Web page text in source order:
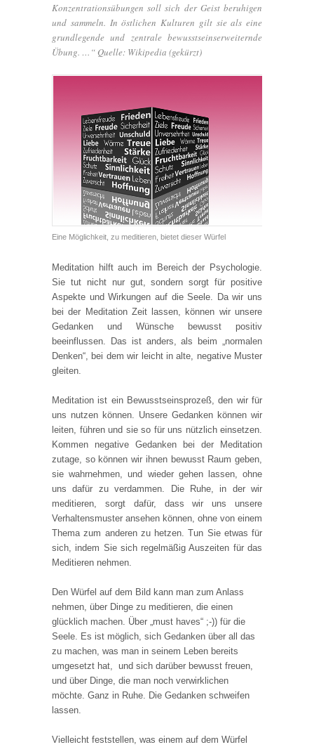
Konzentrationsübungen soll sich der Geist beruhigen
und sammeln. In östlichen Kulturen gilt sie als eine
grundlegende und zentrale bewusstseinserweiternde
Übung. …“ Quelle: Wikipedia (gekürzt)
Eine Möglichkeit, zu meditieren, bietet dieser Würfel
Meditation hilft auch im Bereich der Psychologie.
Sie tut nicht nur gut, sondern sorgt für positive
Aspekte und Wirkungen auf die Seele. Da wir uns
bei der Meditation Zeit lassen, können wir unsere
Gedanken und Wünsche bewusst positiv
beeinflussen. Das ist anders, als beim „normalen
Denken“, bei dem wir leicht in alte, negative Muster
gleiten.
Meditation ist ein Bewusstseinsprozeß, den wir für
uns nutzen können. Unsere Gedanken können wir
leiten, führen und sie so für uns nützlich einsetzen.
Kommen negative Gedanken bei der Meditation
zutage, so können wir ihnen bewusst Raum geben,
sie wahrnehmen, und wieder gehen lassen, ohne
uns dafür zu verdammen. Die Ruhe, in der wir
meditieren, sorgt dafür, dass wir uns unsere
Verhaltensmuster ansehen können, ohne von einem
Thema zum anderen zu hetzen. Tun Sie etwas für
sich, indem Sie sich regelmäßig Auszeiten für das
Meditieren nehmen.
Den Würfel auf dem Bild kann man zum Anlass
nehmen, über Dinge zu meditieren, die einen
glücklich machen. Über „must haves“ ;-)) für die
Seele. Es ist möglich, sich Gedanken über all das
zu machen, was man in seinem Leben bereits
umgesetzt hat, und sich darüber bewusst freuen,
und über Dinge, die man noch verwirklichen
möchte. Ganz in Ruhe. Die Gedanken schweifen
lassen.
Vielleicht feststellen, was einem auf dem Würfel